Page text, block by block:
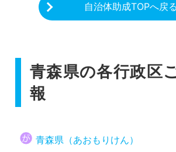
自治体助成TOPへ戻る
青森県の各行政区
報
青森県（あおもりけん）